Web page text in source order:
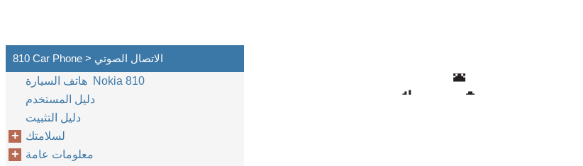
810 Car Phone > الاتصال الصوتي
هاتف السيارة Nokia 810
دليل المستخدم
دليل التثبيت
لسلامتك
معلومات عامة